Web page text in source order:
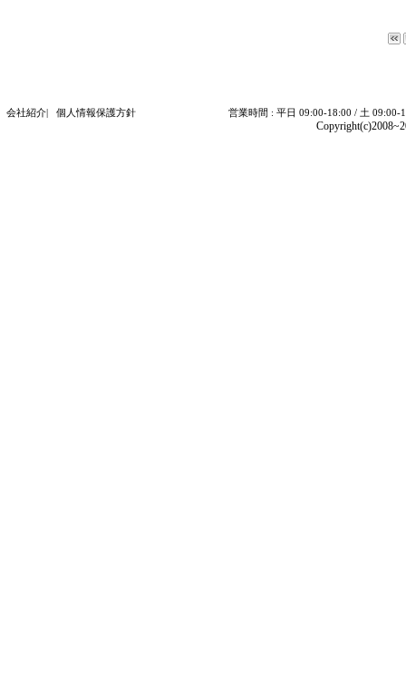
会社紹介| 個人情報保護方針 営業時間 : 平日 09:00-18:00 / 土